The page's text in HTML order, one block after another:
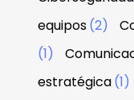
equipos(2)
(1)
estratégica(1)